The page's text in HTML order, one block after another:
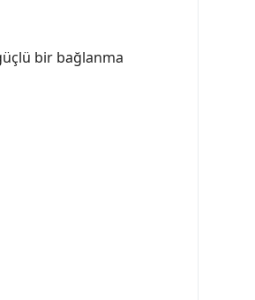
bir bağlanma